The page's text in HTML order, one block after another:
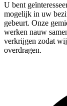
U bent
mogelijk in uw
gebeurt. Onze
werken nauw
verkrijgen zodat
overdragen.